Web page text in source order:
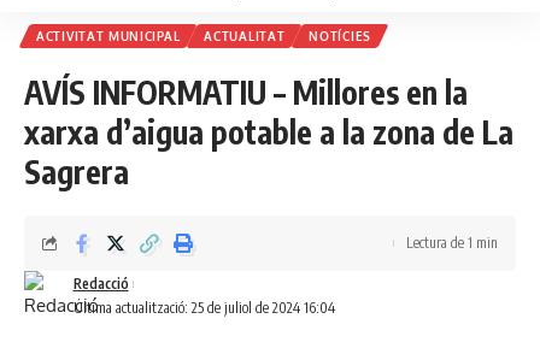
ACTIVITAT MUNICIPAL ACTUALITAT NOTÍCIES
AVÍS INFORMATIU – Millores en la
xarxa d’aigua potable a la zona de La
Sagrera
Última actualització: 25 de juliol de 2024 16:04
Redacció
Lectura de 1 min